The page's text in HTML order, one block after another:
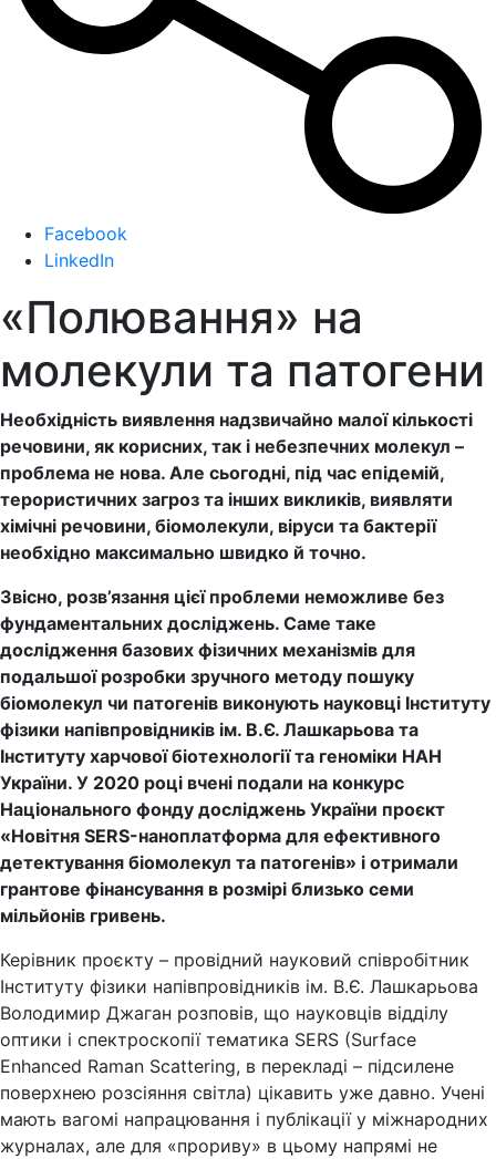
Facebook
LinkedIn
«Полювання» на
молекули та патогени
Необхідність виявлення надзвичайно малої кількості
речовини, як корисних, так і небезпечних молекул –
проблема не нова. Але сьогодні, під час епідемій,
терористичних загроз та інших викликів, виявляти
хімічні речовини, біомолекули, віруси та бактерії
необхідно максимально швидко й точно.
Звісно, розв’язання цієї проблеми неможливе без
фундаментальних досліджень. Саме таке
дослідження базових фізичних механізмів для
подальшої розробки зручного методу пошуку
біомолекул чи патогенів виконують науковці Інституту
фізики напівпровідників ім. В.Є. Лашкарьова та
Інституту харчової біотехнології та геноміки НАН
України. У 2020 році вчені подали на конкурс
Національного фонду досліджень України проєкт
«Новітня SERS-наноплатформа для ефективного
детектування біомолекул та патогенів» і отримали
грантове фінансування в розмірі близько семи
мільйонів гривень.
Керівник проєкту – провідний науковий співробітник
Інституту фізики напівпровідників ім. В.Є. Лашкарьова
Володимир Джаган розповів, що науковців відділу
оптики і спектроскопії тематика SERS (Surface
Enhanced Raman Scattering, в перекладі – підсилене
поверхнею розсіяння світла) цікавить уже давно. Учені
мають вагомі напрацювання і публікації у міжнародних
журналах, але для «прориву» в цьому напрямі не